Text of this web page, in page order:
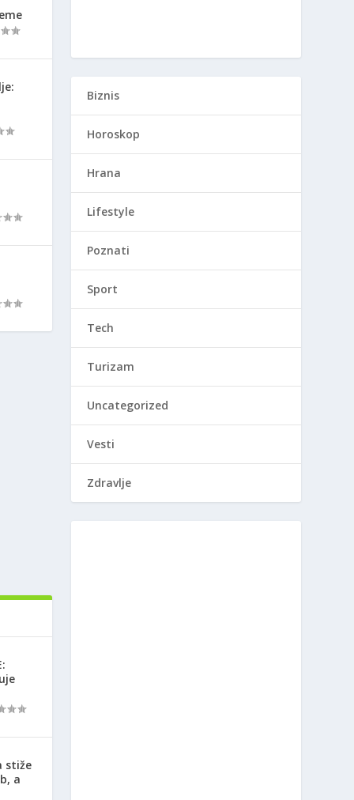
stiže
a
Biznis
Horoskop
Hrana
Lifestyle
Poznati
Sport
Tech
Turizam
Uncategorized
Vesti
Zdravlje